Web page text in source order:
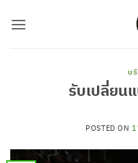
บ
รับเปลี่ยน
POSTED ON